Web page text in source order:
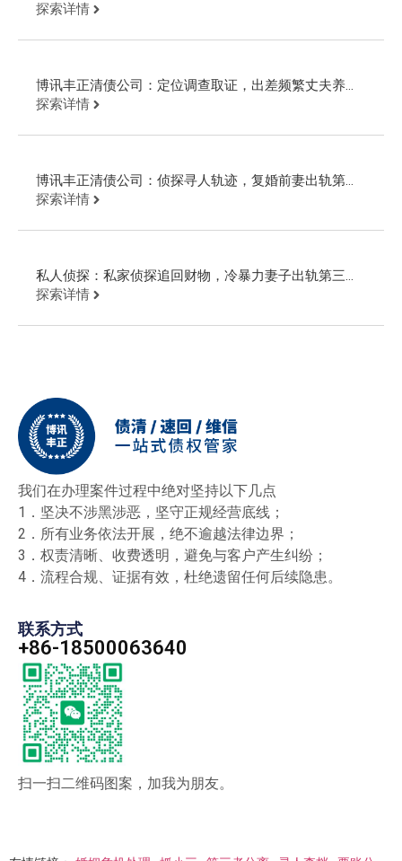
三者破坏婚姻
探索详情
博讯丰正清债公司：定位调查取证，出差频繁丈夫养第
三者购置房产
探索详情
博讯丰正清债公司：侦探寻人轨迹，复婚前妻出轨第三
者私藏小金库
探索详情
私人侦探：私家侦探追回财物，冷暴力妻子出轨第三者
借贷挥霍
探索详情
我们在办理案件过程中绝对坚持以下几点
1．坚决不涉黑涉恶，坚守正规经营底线；
2．所有业务依法开展，绝不逾越法律边界；
3．权责清晰、收费透明，避免与客户产生纠纷；
4．流程合规、证据有效，杜绝遗留任何后续隐患。
联系方式
+86-18500063640
扫一扫二维码图案，加我为朋友。